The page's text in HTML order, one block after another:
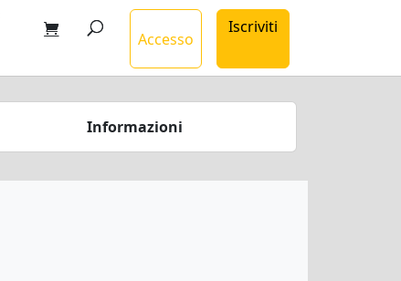
Accesso
Iscriviti
Informazioni